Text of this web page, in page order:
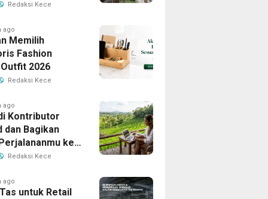
Redaksi Kece
ago
Memilih
Fashion
2026
Redaksi Kece
ago
Kontributor
dan Bagikan
ke
Pembaca
Redaksi Kece
ago
untuk Retail